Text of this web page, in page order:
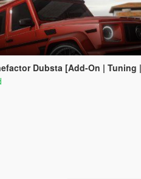
Dubsta [Add-On | Tuning